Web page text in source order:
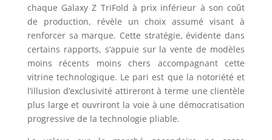
chaque Galaxy Z TriFold à prix inférieur à son coût
de production, révèle un choix assumé visant à
renforcer sa marque. Cette stratégie, évidente dans
certains rapports, s’appuie sur la vente de modèles
moins récents moins chers accompagnant cette
vitrine technologique. Le pari est que la notoriété et
l’illusion d’exclusivité attireront à terme une clientèle
plus large et ouvriront la voie à une démocratisation
progressive de la technologie pliable.